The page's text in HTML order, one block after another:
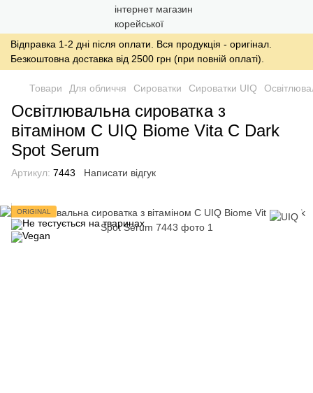
Відправка 1-2 дні після оплати. Вся продукція - оригінал.
Безкоштовна доставка від 2500 грн (при повній оплаті).
Товари Для обличчя Сироватки Сироватки UIQ
Освітлювальна сироватка з
вітаміном С UIQ Biome Vita C Dark
Spot Serum
Артикул: 7443 Написати відгук
ORIGINAL